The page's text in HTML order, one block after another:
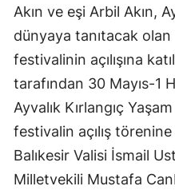
Akın ve eşi Arbil Akın,
dünyaya tanıtacak olan
festivalinin açılışına
tarafından 30 Mayıs-1
Ayvalık Kırlangıç
festivalin açılış törenine
Balıkesir Valisi İsmail
Milletvekili Mustafa